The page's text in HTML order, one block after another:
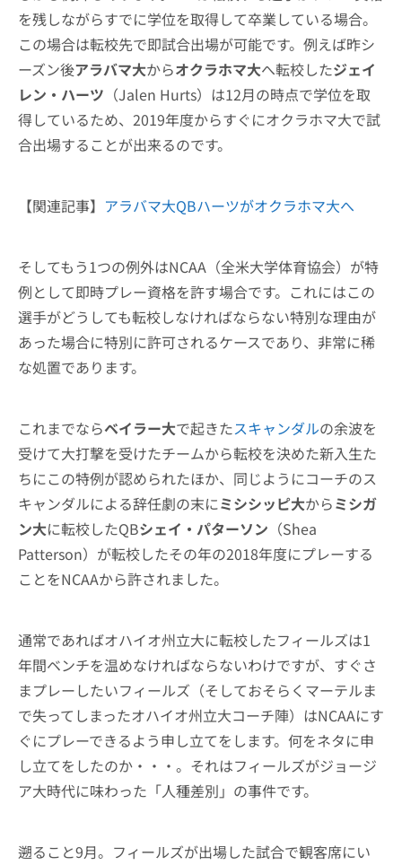
を残しながらすでに学位を取得して卒業している場合。
この場合は転校先で即試合出場が可能です。例えば昨シ
ーズン後アラバマ大からオクラホマ大へ転校したジェイ
レン・ハーツ （Jalen Hurts）は12月の時点で学位を取
得しているため、2019年度からすぐにオクラホマ大で試
合出場することが出来るのです。
【関連記事】 アラバマ大QBハーツがオクラホマ大へ
そしてもう1つの例外はNCAA（全米大学体育協会）が特
例として即時プレー資格を許す場合です。これにはこの
選手がどうしても転校しなければならない特別な理由が
あった場合に特別に許可されるケースであり、非常に稀
な処置であります。
これまでならベイラー大で起きたスキャンダルの余波を
受けて大打撃を受けたチームから転校を決めた新入生た
ちにこの特例が認められたほか、同じようにコーチのス
キャンダルによる辞任劇の末にミシシッピ大からミシガ
ン大に転校したQBシェイ・パターソン （Shea
Patterson）が転校したその年の2018年度にプレーする
ことをNCAAから許されました。
通常であればオハイオ州立大に転校したフィールズは1
年間ベンチを温めなければならないわけですが、すぐさ
まプレーしたいフィールズ（そしておそらくマーテルま
で失ってしまったオハイオ州立大コーチ陣）はNCAAにす
ぐにプレーできるよう申し立てをします。何をネタに申
し立てをしたのか・・・。それはフィールズがジョージ
ア大時代に味わった「人種差別」の事件です。
遡ること9月。フィールズが出場した試合で観客席にい